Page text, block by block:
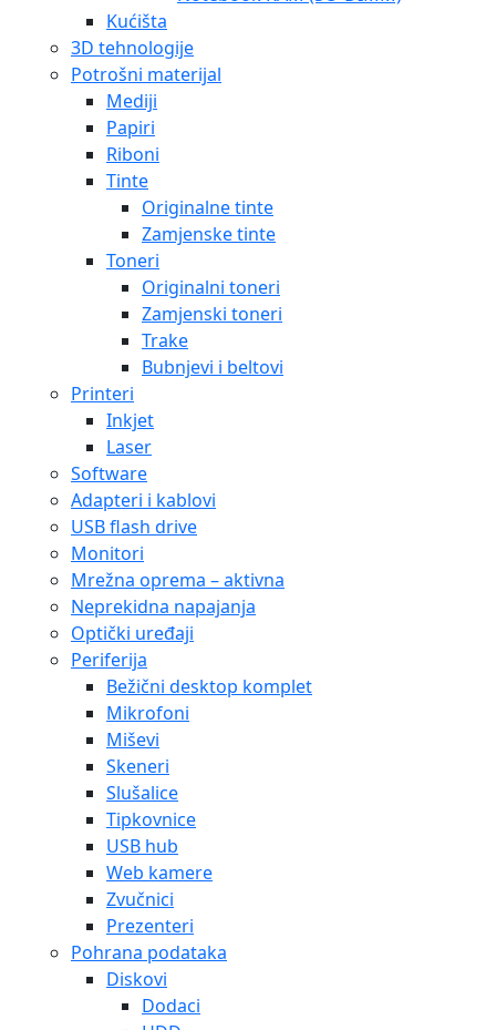
Kućišta
3D tehnologije
Potrošni materijal
Mediji
Papiri
Riboni
Tinte
Originalne tinte
Zamjenske tinte
Toneri
Originalni toneri
Zamjenski toneri
Trake
Bubnjevi i beltovi
Printeri
Inkjet
Laser
Software
Adapteri i kablovi
USB flash drive
Monitori
Mrežna oprema – aktivna
Neprekidna napajanja
Optički uređaji
Periferija
Bežični desktop komplet
Mikrofoni
Miševi
Skeneri
Slušalice
Tipkovnice
USB hub
Web kamere
Zvučnici
Prezenteri
Pohrana podataka
Diskovi
Dodaci